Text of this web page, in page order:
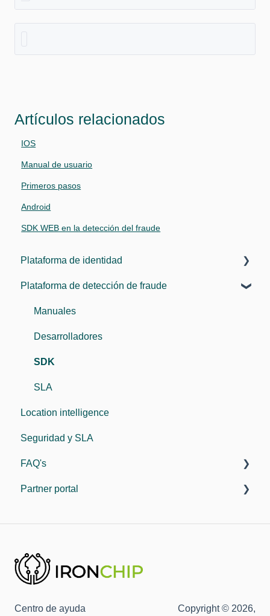
Artículos relacionados
IOS
Manual de usuario
Primeros pasos
Android
SDK WEB en la detección del fraude
Plataforma de identidad
Componentes
Guía del usuario
Guia del administrador
Plataforma de identidad
Protocolos de integración
Integraciones
SLA
Plataforma de detección de fraude
Manuales
Desarrolladores
SDK
SLA
Location intelligence
Seguridad y SLA
FAQ's
General
Partner portal
Documentación fraude
Centro de ayuda Copyright © 2026,